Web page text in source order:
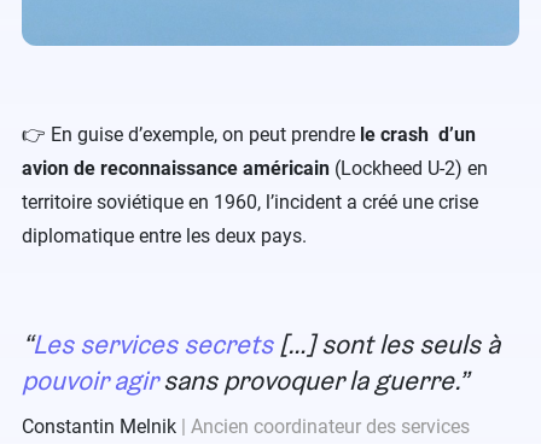
👉 En guise d’exemple, on peut prendre le crash d’un
avion de reconnaissance américain (Lockheed U-2) en
territoire soviétique en 1960, l’incident a créé une crise
diplomatique entre les deux pays.
Les services secrets[…] sont les seuls à
pouvoir agirsans provoquer la guerre.
Constantin Melnik
Ancien coordinateur des services